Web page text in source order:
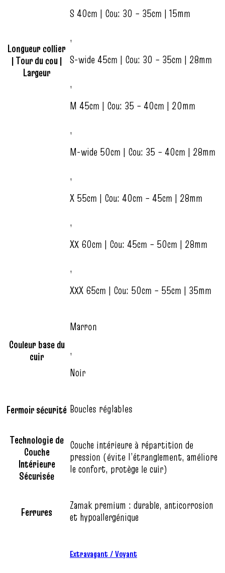
Longueur collier
| Tour du cou |
Largeur
S 40cm | Cou: 30 – 35cm | 15mm
,
S-wide 45cm | Cou: 30 – 35cm | 28mm
,
M 45cm | Cou: 35 – 40cm | 20mm
,
M-wide 50cm | Cou: 35 – 40cm | 28mm
,
X 55cm | Cou: 40cm – 45cm | 28mm
,
XX 60cm | Cou: 45cm – 50cm | 28mm
,
XXX 65cm | Cou: 50cm – 55cm | 35mm
Couleur base du
cuir
Marron
,
Noir
Fermoir sécurité Boucles réglables
Technologie de
Couche
Intérieure
Sécurisée
Couche intérieure à répartition de
pression (évite l’étranglement, améliore
le confort, protège le cuir)
Ferrures
Zamak premium : durable, anticorrosion
et hypoallergénique
Extravagant / Voyant